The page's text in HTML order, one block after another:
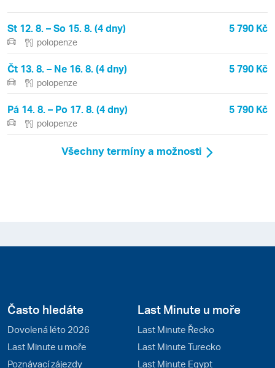
St 12. 8. – So 15. 8. (4 dny) 5 790 Kč
polopenze
Čt 13. 8. – Ne 16. 8. (4 dny) 5 790 Kč
polopenze
Pá 14. 8. – Po 17. 8. (4 dny) 5 790 Kč
polopenze
Všechny termíny a možnosti
Často hledáte
Dovolená léto 2026
Last Minute u moře
Poznávací zájezdy
Last Minute u moře
Last Minute Řecko
Last Minute Turecko
Last Minute Egypt